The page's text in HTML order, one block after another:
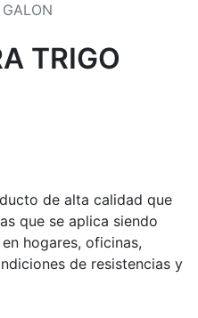
TRIGO
de alta calidad que
que se aplica siendo
hogares, oficinas,
de resistencias y